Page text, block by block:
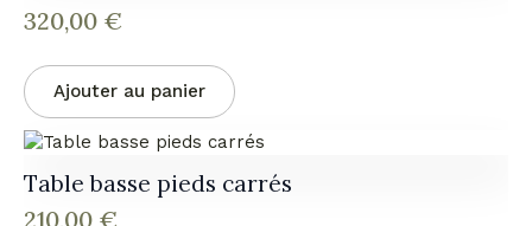
320,00 €
Ajouter au panier
Table basse pieds carrés
210,00 €